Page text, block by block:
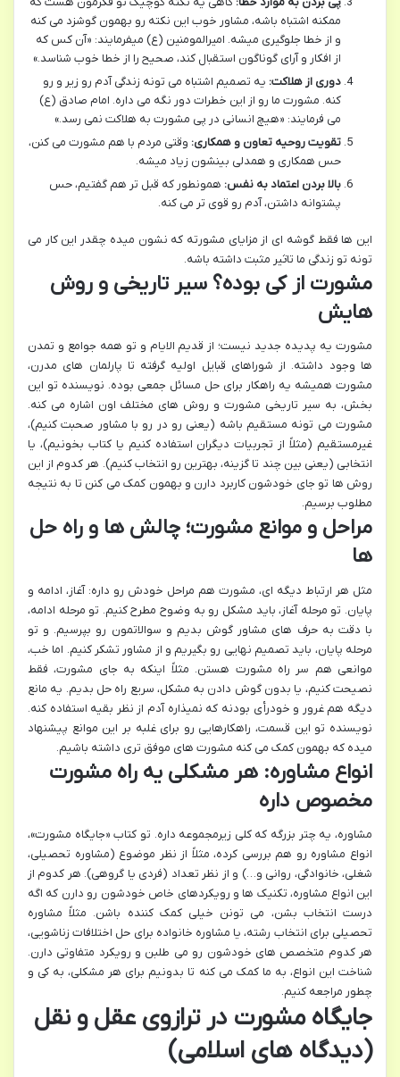
ممکنه اشتباه باشه، مشاور خوب این نکته رو بهمون گوشزد می کنه
و از خطا جلوگیری میشه. امیرالمومنین (ع) میفرمایند: «آن کس که
از افکار و آرای گوناگون استقبال کند، صحیح را از خطا خوب شناسد.»
دوری از هلاکت: یه تصمیم اشتباه می تونه زندگی آدم رو زیر و رو
کنه. مشورت ما رو از این خطرات دور نگه می داره. امام صادق (ع)
می فرمایند: «هیچ انسانی در پی مشورت به هلاکت نمی رسد.»
تقویت روحیه تعاون و همکاری: وقتی مردم با هم مشورت می کنن،
حس همکاری و همدلی بینشون زیاد میشه.
بالا بردن اعتماد به نفس: همونطور که قبل تر هم گفتیم، حس
پشتوانه داشتن، آدم رو قوی تر می کنه.
این ها فقط گوشه ای از مزایای مشورته که نشون میده چقدر این کار می
تونه تو زندگی ما تاثیر مثبت داشته باشه.
مشورت از کی بوده؟ سیر تاریخی و روش
هایش
مشورت یه پدیده جدید نیست؛ از قدیم الایام و تو همه جوامع و تمدن
ها وجود داشته. از شوراهای قبایل اولیه گرفته تا پارلمان های مدرن،
مشورت همیشه یه راهکار برای حل مسائل جمعی بوده. نویسنده تو این
بخش، به سیر تاریخی مشورت و روش های مختلف اون اشاره می کنه.
مشورت می تونه مستقیم باشه (یعنی رو در رو با مشاور صحبت کنیم)،
غیرمستقیم (مثلاً از تجربیات دیگران استفاده کنیم یا کتاب بخونیم)، یا
انتخابی (یعنی بین چند تا گزینه، بهترین رو انتخاب کنیم). هر کدوم از این
روش ها تو جای خودشون کاربرد دارن و بهمون کمک می کنن تا به نتیجه
مطلوب برسیم.
مراحل و موانع مشورت؛ چالش ها و راه حل
ها
مثل هر ارتباط دیگه ای، مشورت هم مراحل خودش رو داره: آغاز، ادامه و
پایان. تو مرحله آغاز، باید مشکل رو به وضوح مطرح کنیم. تو مرحله ادامه،
با دقت به حرف های مشاور گوش بدیم و سوالاتمون رو بپرسیم. و تو
مرحله پایان، باید تصمیم نهایی رو بگیریم و از مشاور تشکر کنیم. اما خب،
موانعی هم سر راه مشورت هستن. مثلاً اینکه به جای مشورت، فقط
نصیحت کنیم، یا بدون گوش دادن به مشکل، سریع راه حل بدیم. یه مانع
دیگه هم غرور و خودرأی بودنه که نمیذاره آدم از نظر بقیه استفاده کنه.
نویسنده تو این قسمت، راهکارهایی رو برای غلبه بر این موانع پیشنهاد
میده که بهمون کمک می کنه مشورت های موفق تری داشته باشیم.
انواع مشاوره: هر مشکلی یه راه مشورت
مخصوص داره
مشاوره، یه چتر بزرگه که کلی زیرمجموعه داره. تو کتاب «جایگاه مشورت»،
انواع مشاوره رو هم بررسی کرده، مثلاً از نظر موضوع (مشاوره تحصیلی،
شغلی، خانوادگی، روانی و…) و از نظر تعداد (فردی یا گروهی). هر کدوم از
این انواع مشاوره، تکنیک ها و رویکردهای خاص خودشون رو دارن که اگه
درست انتخاب بشن، می تونن خیلی کمک کننده باشن. مثلاً مشاوره
تحصیلی برای انتخاب رشته، یا مشاوره خانواده برای حل اختلافات زناشویی،
هر کدوم متخصص های خودشون رو می طلبن و رویکرد متفاوتی دارن.
شناخت این انواع، به ما کمک می کنه تا بدونیم برای هر مشکلی، به کی و
چطور مراجعه کنیم.
جایگاه مشورت در ترازوی عقل و نقل
(دیدگاه های اسلامی)